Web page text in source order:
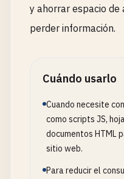
y ahorrar espacio de
perder información.
Cuándo usarlo
Cuando necesite
como scripts JS,
documentos HTML
sitio web.
Para reducir el